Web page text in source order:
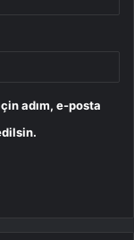
adım, e-posta